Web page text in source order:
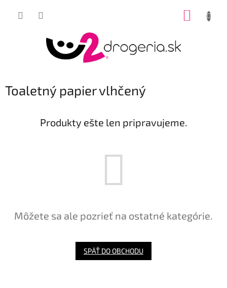
Toaletný papier vlhčený
Produkty ešte len pripravujeme.
Môžete sa ale pozrieť na ostatné kategórie.
SPÄŤ DO OBCHODU